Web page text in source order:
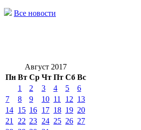
Все новости
Август 2017
Пн Вт Ср Чт Пт Сб Вс
1 2 3 4 5
6
7
8 9 10 11 12 13
14 15 16 17 18 19 20
21
22 23 24 25 26 27